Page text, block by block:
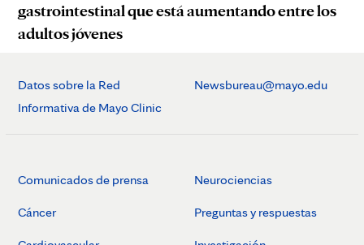
gastrointestinal que está aumentando entre los
adultos jóvenes
Datos sobre la Red
Informativa de Mayo Clinic
Newsbureau@mayo.edu
Comunicados de prensa
Cáncer
Neurociencias
Preguntas y respuestas